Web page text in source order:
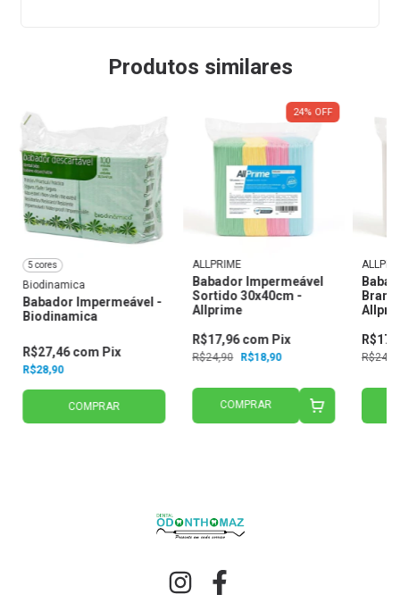
Produtos similares
5 cores
Biodinamica
Babador Impermeável -
Biodinamica
R$28,90
R$27,46com Pix
COMPRAR
24% OFF
ALLPRIME
Babador Impermeável
Sortido 30x40cm -
Allprime
R$24,90 R$18,90
R$17,96com Pix
COMPRAR